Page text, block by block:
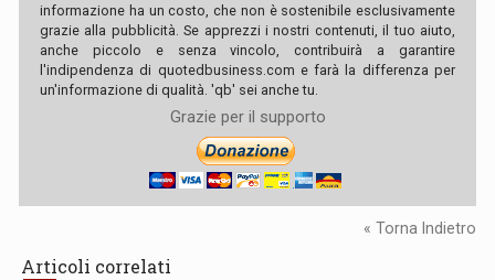
informazione ha un costo, che non è sostenibile esclusivamente
grazie alla pubblicità. Se apprezzi i nostri contenuti, il tuo aiuto,
anche piccolo e senza vincolo, contribuirà a garantire
l'indipendenza di quotedbusiness.com e farà la differenza per
un'informazione di qualità. 'qb' sei anche tu.
Grazie per il supporto
« Torna Indietro
Articoli correlati